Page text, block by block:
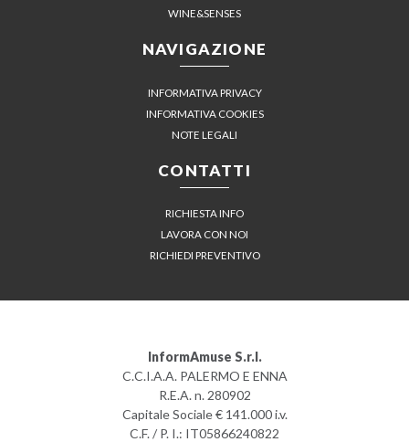
WINE&SENSES
NAVIGAZIONE
INFORMATIVA PRIVACY
INFORMATIVA COOKIES
NOTE LEGALI
CONTATTI
RICHIESTA INFO
LAVORA CON NOI
RICHIEDI PREVENTIVO
InformAmuse S.r.l.
C.C.I.A.A. PALERMO E ENNA
R.E.A. n. 280902
Capitale Sociale € 141.000 i.v.
C.F. / P. I.: IT05866240822